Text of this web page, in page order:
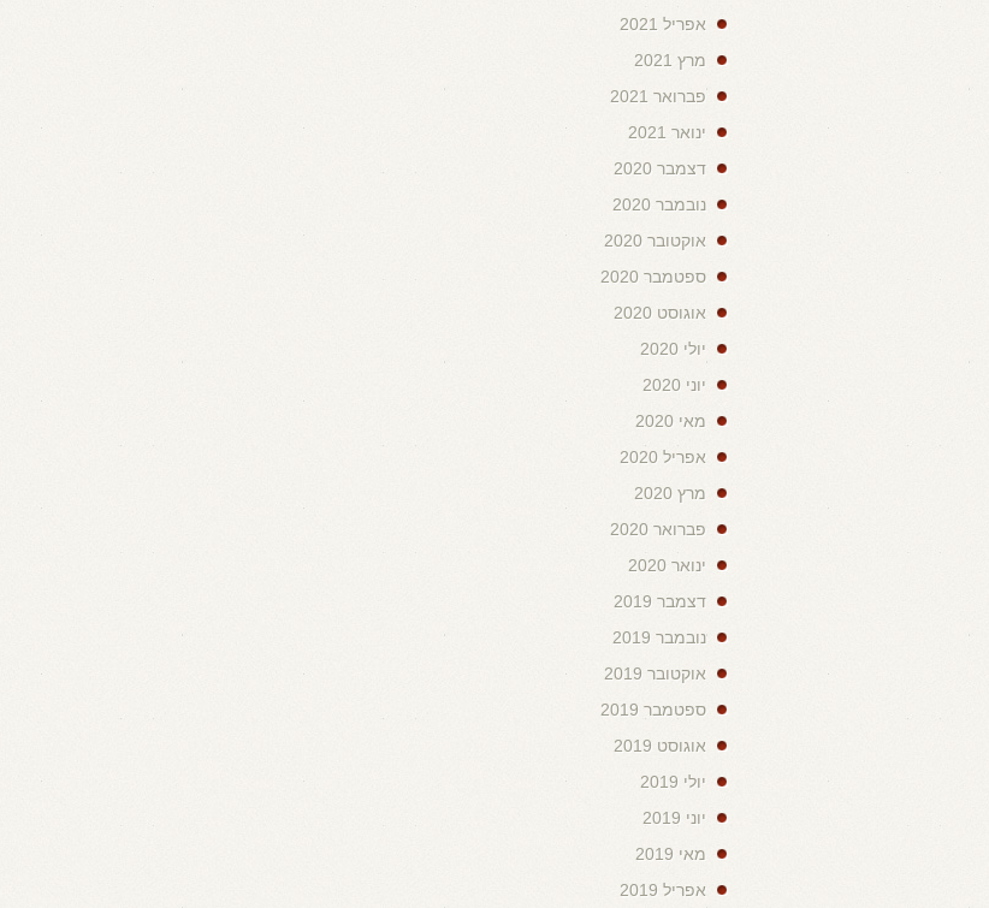
אפריל 2021
מרץ 2021
פברואר 2021
ינואר 2021
דצמבר 2020
נובמבר 2020
אוקטובר 2020
ספטמבר 2020
אוגוסט 2020
יולי 2020
יוני 2020
מאי 2020
אפריל 2020
מרץ 2020
פברואר 2020
ינואר 2020
דצמבר 2019
נובמבר 2019
אוקטובר 2019
ספטמבר 2019
אוגוסט 2019
יולי 2019
יוני 2019
מאי 2019
אפריל 2019